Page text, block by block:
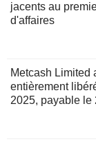
jacents au
d'affaires
Metcash Limited
entièrement
2025, payable le